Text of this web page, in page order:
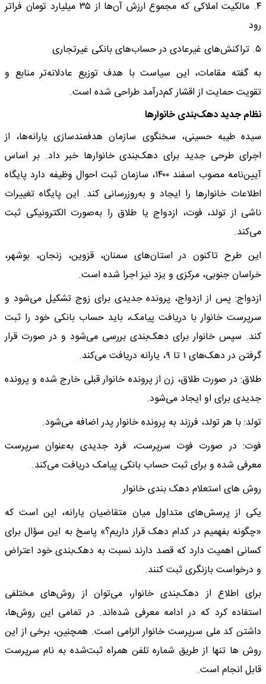
۴. مالکیت املاکی که مجموع ارزش آن‌ها از ۳۵ میلیارد تومان فراتر
رود
۵. تراکنش‌های غیرعادی در حساب‌های بانکی غیرتجاری
به گفته مقامات، این سیاست با هدف توزیع عادلانه‌تر منابع و
تقویت حمایت از اقشار کم‌درآمد طراحی شده است.
نظام جدید دهک‌بندی خانوارها
سیده طیبه حسینی، سخنگوی سازمان هدفمندسازی یارانه‌ها، از
اجرای طرحی جدید برای دهک‌بندی خانوارها خبر داد. بر اساس
آیین‌نامه مصوب اسفند ۱۴۰۰، سازمان ثبت احوال وظیفه دارد پایگاه
اطلاعات خانوارها را ایجاد و به‌روزرسانی کند. این پایگاه تغییرات
ناشی از تولد، فوت، ازدواج یا طلاق را به‌صورت الکترونیکی ثبت
می‌کند.
این طرح تاکنون در استان‌های سمنان، قزوین، زنجان، بوشهر،
خراسان جنوبی، مرکزی و یزد نیز اجرا شده است.
ازدواج: پس از ازدواج، پرونده جدیدی برای زوج تشکیل می‌شود و
سرپرست خانوار با دریافت پیامک، باید حساب بانکی خود را ثبت
کند. سپس خانوار برای دهک‌بندی بررسی می‌شود و در صورت قرار
گرفتن در دهک‌های ۱ تا ۹، یارانه دریافت می‌کند.
طلاق: در صورت طلاق، زن از پرونده خانوار قبلی خارج شده و پرونده
جدیدی برای او ایجاد می‌شود.
تولد: با هر تولد، فرزند به پرونده خانوار پدر اضافه می‌شود.
فوت: در صورت فوت سرپرست، فرد جدیدی به‌عنوان سرپرست
معرفی شده و برای ثبت حساب بانکی پیامک دریافت می‌کند.
روش های استعلام دهک بندی خانوار
یکی از پرسش‌های متداول میان متقاضیان یارانه، این است که
«چگونه بفهمیم در کدام دهک قرار داریم؟» پاسخ به این سؤال برای
کسانی اهمیت دارد که قصد دارند نسبت به دهک‌بندی خود اعتراض
و درخواست بازنگری ثبت کنند.
برای اطلاع از دهک‌بندی خانوار، می‌توان از روش‌های مختلفی
استفاده کرد که در ادامه معرفی شده‌اند. در تمامی این روش‌ها،
داشتن کد ملی سرپرست خانوار الزامی است. همچنین، برخی از این
روش‌ ها تنها از طریق شماره تلفن همراه ثبت‌شده به نام سرپرست
قابل انجام است.